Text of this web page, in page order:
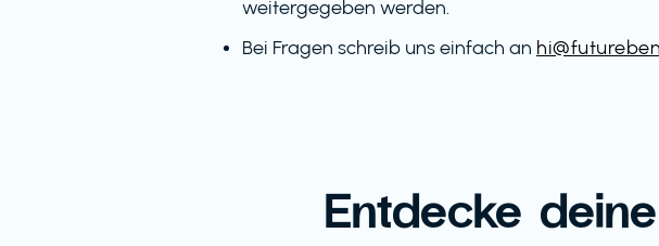
weitergegeben werden.
Bei Fragen schreib uns einfach an
Entdecke